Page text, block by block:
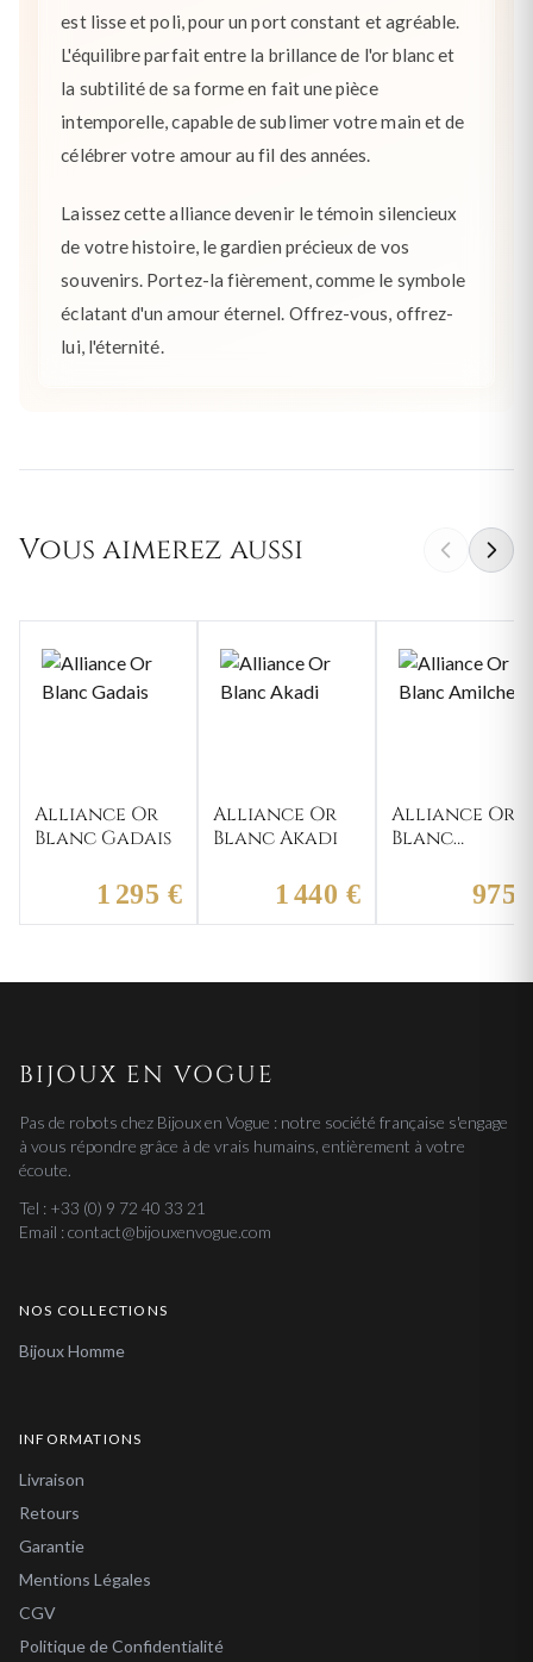
est lisse et poli, pour un port constant et agréable.
L'équilibre parfait entre la brillance de l'or blanc et
la subtilité de sa forme en fait une pièce
intemporelle, capable de sublimer votre main et de
célébrer votre amour au fil des années.
Laissez cette alliance devenir le témoin silencieux
de votre histoire, le gardien précieux de vos
souvenirs. Portez-la fièrement, comme le symbole
éclatant d'un amour éternel. Offrez-vous, offrez-
lui, l'éternité.
Vous aimerez aussi
Alliance Or
Blanc Gadais
1 295 €
Alliance Or
Blanc Akadi
1 440 €
Alliance Or
Blanc
975
BIJOUX EN VOGUE
Pas de robots chez Bijoux en Vogue : notre société française s'engage
à vous répondre grâce à de vrais humains, entièrement à votre
écoute.
Tel : +33 (0) 9 72 40 33 21
Email : contact@bijouxenvogue.com
NOS COLLECTIONS
Bijoux Homme
INFORMATIONS
Livraison
Retours
Garantie
Mentions Légales
CGV
Politique de Confidentialité